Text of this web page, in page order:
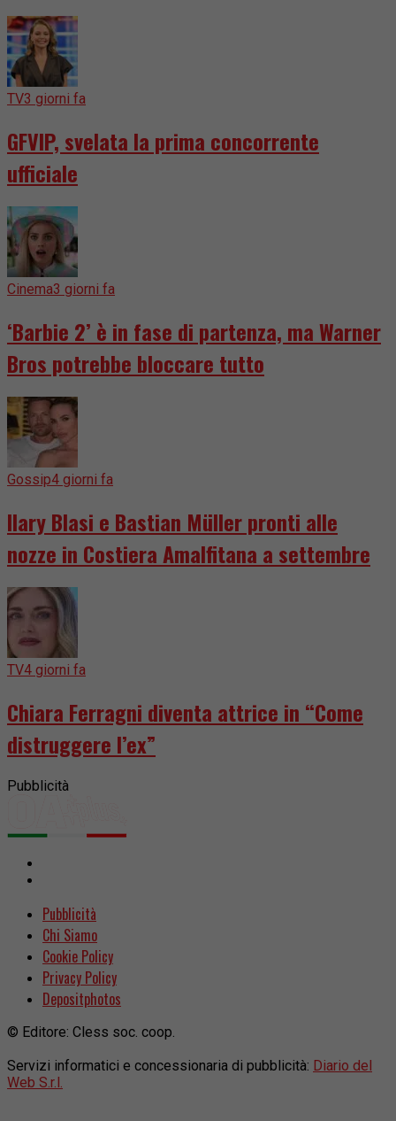
TV3 giorni fa
GFVIP, svelata la prima concorrente
ufficiale
Cinema3 giorni fa
‘Barbie 2’ è in fase di partenza, ma Warner
Bros potrebbe bloccare tutto
Gossip4 giorni fa
Ilary Blasi e Bastian Müller pronti alle
nozze in Costiera Amalfitana a settembre
TV4 giorni fa
Chiara Ferragni diventa attrice in “Come
distruggere l’ex”
Pubblicità
Pubblicità
Chi Siamo
Cookie Policy
Privacy Policy
Depositphotos
© Editore: Cless soc. coop.
Servizi informatici e concessionaria di pubblicità: Diario del
Web S.r.l.